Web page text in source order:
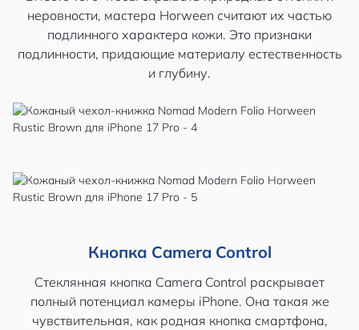
неровности, мастера Horween считают их частью
подлинного характера кожи. Это признаки
подлинности, придающие материалу естественность
и глубину.
Кнопка Camera Control
Стеклянная кнопка Camera Control раскрывает
полный потенциал камеры iPhone. Она такая же
чувствительная, как родная кнопка смартфона,